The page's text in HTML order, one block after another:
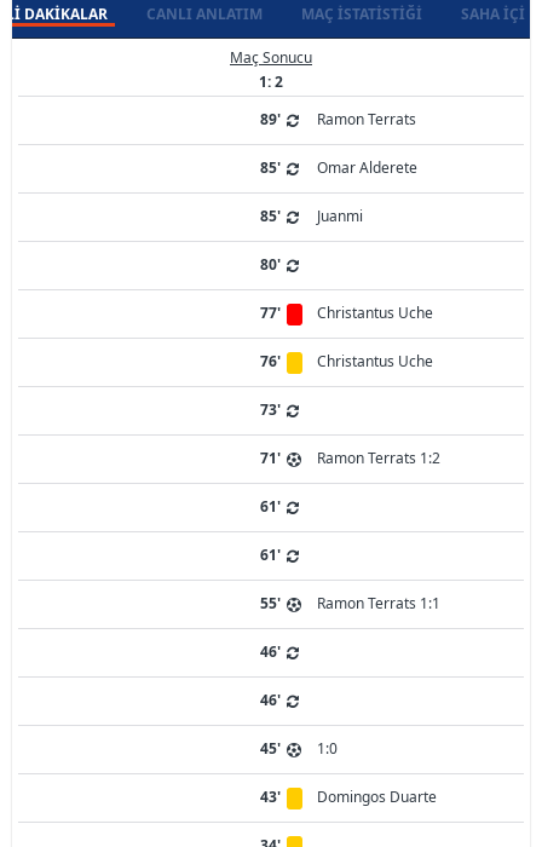
DAKIKALAR CANLI ANLATIM MAÇ İSTATISTIĞI SAHA İÇI
Maç Sonucu
1: 2
89'
Ramon Terrats
85' Omar Alderete
85' Juanmi
80'
77' Christantus Uche
76' Christantus Uche
73'
71' Ramon Terrats 1:2
61'
61'
55' Ramon Terrats 1:1
46'
46'
45' 1:0
43' Domingos Duarte